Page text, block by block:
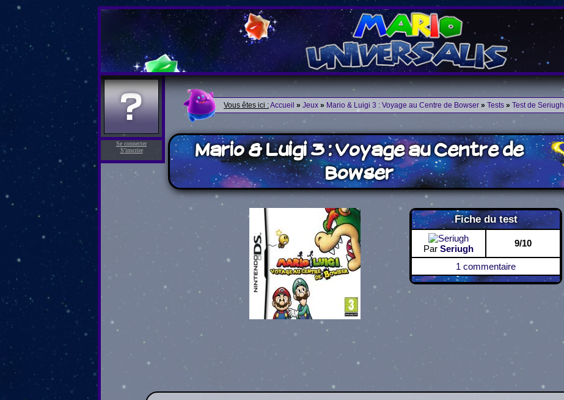
Se connecter
S'inscrire
Vous êtes ici :Accueil » Jeux » Mario & Luigi 3 : Voyage au Centre de Bowser » Tests » Test de Seriugh
Mario & Luigi 3 : Voyage au Centre de
Bowser
Fiche du test
Par Seriugh
9/10
1 commentaire